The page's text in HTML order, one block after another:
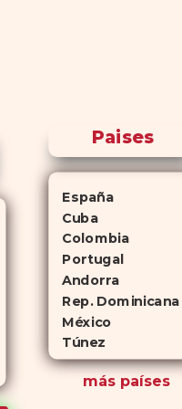
Paises
España
Cuba
Colombia
Portugal
Andorra
Rep. Dominicana
México
Túnez
más países